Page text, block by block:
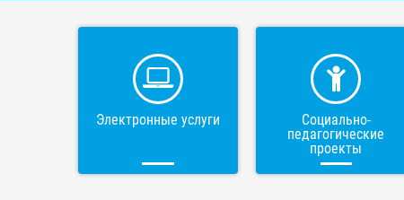
Электронные услуги
Социально-
педагогические
проекты